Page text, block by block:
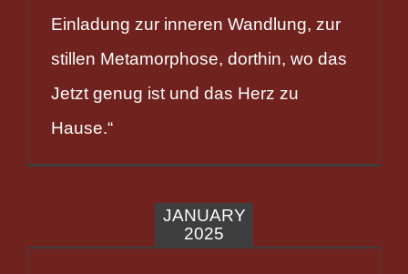
Einladung zur inneren Wandlung, zur
stillen Metamorphose, dorthin, wo das
Jetzt genug ist und das Herz zu
Hause.“
JANUARY
2025